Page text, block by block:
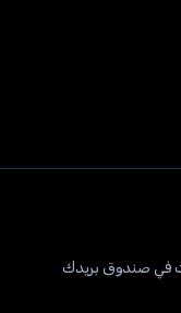
في صندوق بريدك